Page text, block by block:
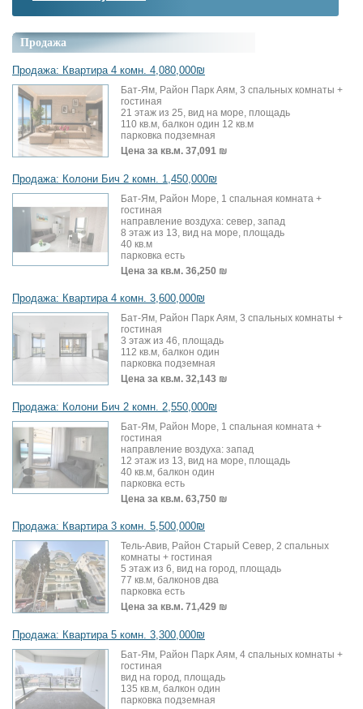
Продажа
Продажа: Квартира 4 комн. 4,080,000₪
Бат-Ям, Район Парк Аям, 3 спальных комнаты +
гостиная
21 этаж из 25, вид на море, площадь
110 кв.м, балкон один 12 кв.м
парковка подземная
Цена за кв.м. 37,091 ₪
Продажа: Колони Бич 2 комн. 1,450,000₪
Бат-Ям, Район Море, 1 спальная комната +
гостиная
направление воздуха: север, запад
8 этаж из 13, вид на море, площадь
40 кв.м
парковка есть
Цена за кв.м. 36,250 ₪
Продажа: Квартира 4 комн. 3,600,000₪
Бат-Ям, Район Парк Аям, 3 спальных комнаты +
гостиная
3 этаж из 46, площадь
112 кв.м, балкон один
парковка подземная
Цена за кв.м. 32,143 ₪
Продажа: Колони Бич 2 комн. 2,550,000₪
Бат-Ям, Район Море, 1 спальная комната +
гостиная
направление воздуха: запад
12 этаж из 13, вид на море, площадь
40 кв.м, балкон один
парковка есть
Цена за кв.м. 63,750 ₪
Продажа: Квартира 3 комн. 5,500,000₪
Тель-Авив, Район Старый Север, 2 спальных
комнаты + гостиная
5 этаж из 6, вид на город, площадь
77 кв.м, балконов два
парковка есть
Цена за кв.м. 71,429 ₪
Продажа: Квартира 5 комн. 3,300,000₪
Бат-Ям, Район Парк Аям, 4 спальных комнаты +
гостиная
вид на город, площадь
135 кв.м, балкон один
парковка подземная